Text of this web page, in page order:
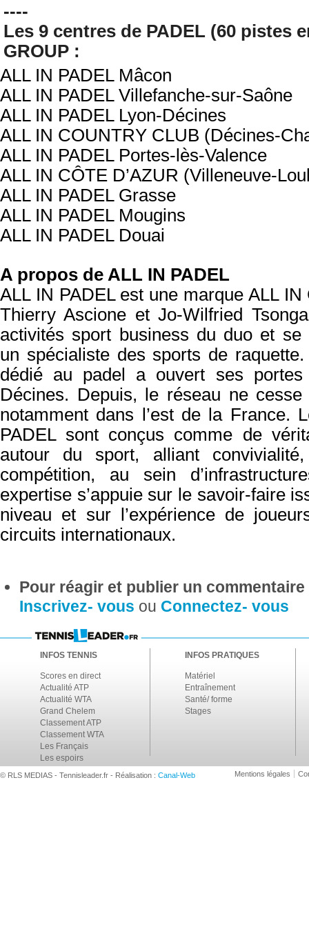
----
Les 9 centres de PADEL (60 pistes
GROUP :
ALL IN PADEL Mâcon
ALL IN PADEL Villefanche-sur-Saône
ALL IN PADEL Lyon-Décines
ALL IN COUNTRY CLUB (Décines-
ALL IN PADEL Portes-lès-Valence
ALL IN CÔTE D’AZUR (Villeneuve-
ALL IN PADEL Grasse
ALL IN PADEL Mougins
ALL IN PADEL Douai
A propos de ALL IN PADEL
ALL IN PADEL est une marque ALL
Thierry Ascione et Jo-Wilfried
activités sport business du duo et se
un spécialiste des sports de
dédié au padel a ouvert ses
Décines. Depuis, le réseau ne cesse
notamment dans l’est de la France.
PADEL sont conçus comme de
autour du sport, alliant
compétition, au sein
expertise s’appuie sur le savoir-faire
niveau et sur l’expérience de
circuits internationaux.
Pour réagir et publier un
Inscrivez- vous ou Connectez- vous
INFOS TENNIS
Scores en direct
Actualité ATP
Actualité WTA
Grand Chelem
Classement ATP
Classement WTA
Les Français
Les espoirs
INFOS PRATIQUES
Matériel
Entraînement
Santé/ forme
Stages
© RLS MEDIAS - Tennisleader.fr - Réalisation : Canal-Web Mentions légales